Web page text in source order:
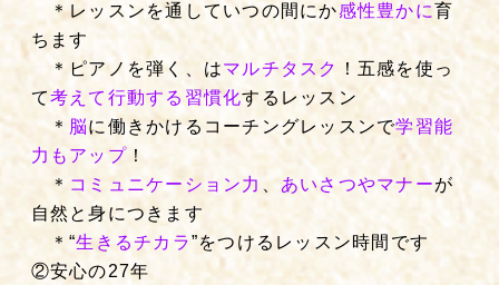
＊レッスンを通していつの間にか感性豊かに育
ちます
＊ピアノを弾く、はマルチタスク
！五感を使っ
て考えて行動する習慣化するレッスン
＊ 脳に働きかけるコーチングレッスンで学習能
力もアップ！
＊ コミュニケーション力 、あいさつやマナーが
自然と身につきます
＊“生きるチカラ”をつけるレッスン時間です
②安心の27年